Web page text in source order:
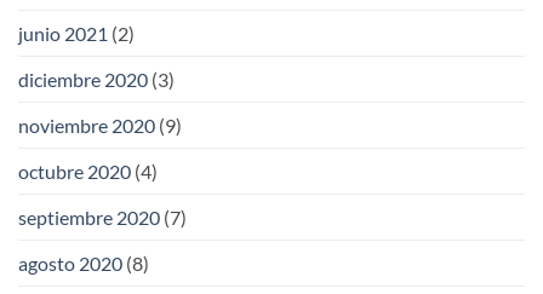
junio 2021 (2)
diciembre 2020 (3)
noviembre 2020 (9)
octubre 2020 (4)
septiembre 2020 (7)
agosto 2020 (8)